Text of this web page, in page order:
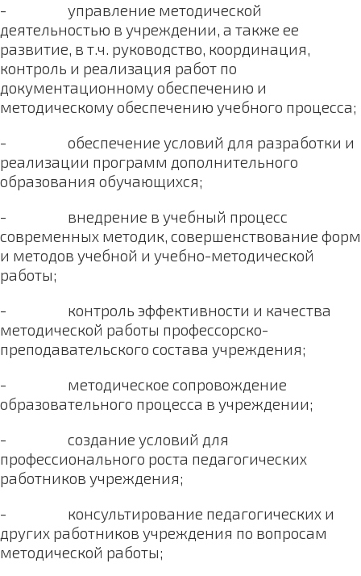
- управление методической
деятельностью в учреждении, а также ее
развитие, в т.ч. руководство, координация,
контроль и реализация работ по
документационному обеспечению и
методическому обеспечению учебного процесса;
- обеспечение условий для разработки и
реализации программ дополнительного
образования обучающихся;
- внедрение в учебный процесс
современных методик, совершенствование форм
и методов учебной и учебно-методической
работы;
- контроль эффективности и качества
методической работы профессорско-
преподавательского состава учреждения;
- методическое сопровождение
образовательного процесса в учреждении;
- создание условий для
профессионального роста педагогических
работников учреждения;
- консультирование педагогических и
других работников учреждения по вопросам
методической работы;